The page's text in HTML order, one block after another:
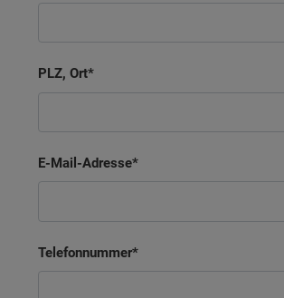
PLZ, Ort
E-Mail-Adresse
Telefonnummer